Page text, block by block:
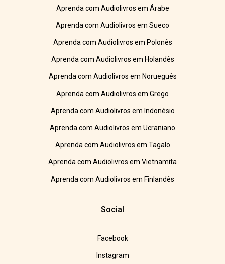
Aprenda com Audiolivros em Árabe
Aprenda com Audiolivros em Sueco
Aprenda com Audiolivros em Polonês
Aprenda com Audiolivros em Holandês
Aprenda com Audiolivros em Norueguês
Aprenda com Audiolivros em Grego
Aprenda com Audiolivros em Indonésio
Aprenda com Audiolivros em Ucraniano
Aprenda com Audiolivros em Tagalo
Aprenda com Audiolivros em Vietnamita
Aprenda com Audiolivros em Finlandês
Social
Facebook
Instagram